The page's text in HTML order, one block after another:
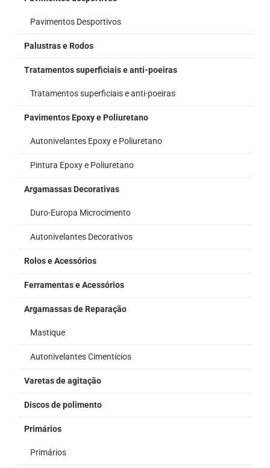
Pavimentos Desportivos
Palustras e Rodos
Tratamentos superficiais e anti-poeiras
Tratamentos superficiais e anti-poeiras
Pavimentos Epoxy e Poliuretano
Autonivelantes Epoxy e Poliuretano
Pintura Epoxy e Poliuretano
Argamassas Decorativas
Duro-Europa Microcimento
Autonivelantes Decorativos
Rolos e Acessórios
Ferramentas e Acessórios
Argamassas de Reparação
Mastique
Autonivelantes Cimentícios
Varetas de agitação
Discos de polimento
Primários
Primários